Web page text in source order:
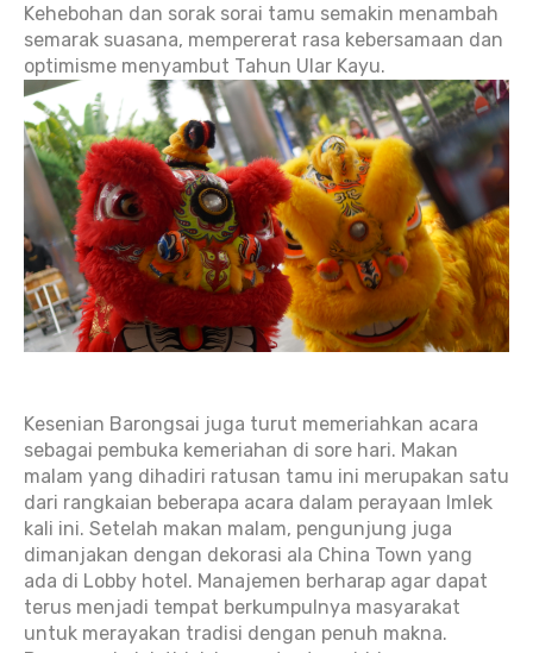
Kehebohan dan sorak sorai tamu semakin menambah
semarak suasana, mempererat rasa kebersamaan dan
optimisme menyambut Tahun Ular Kayu.
Kesenian Barongsai juga turut memeriahkan acara
sebagai pembuka kemeriahan di sore hari. Makan
malam yang dihadiri ratusan tamu ini merupakan satu
dari rangkaian beberapa acara dalam perayaan Imlek
kali ini. Setelah makan malam, pengunjung juga
dimanjakan dengan dekorasi ala China Town yang
ada di Lobby hotel. Manajemen berharap agar dapat
terus menjadi tempat berkumpulnya masyarakat
untuk merayakan tradisi dengan penuh makna.